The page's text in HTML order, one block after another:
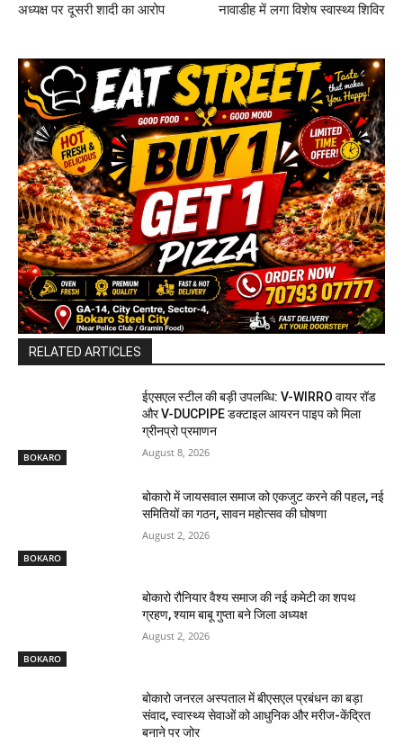
अध्यक्ष पर दूसरी शादी का आरोप
नावाडीह में लगा विशेष स्वास्थ्य शिविर
RELATED ARTICLES
BOKARO
ईएसएल स्टील की बड़ी उपलब्धि: V-WIRRO वायर रॉड
और V-DUCPIPE डक्टाइल आयरन पाइप को मिला
ग्रीनप्रो प्रमाणन
August 8, 2026
BOKARO
बोकारो में जायसवाल समाज को एकजुट करने की पहल, नई
समितियों का गठन, सावन महोत्सव की घोषणा
August 2, 2026
BOKARO
बोकारो रौनियार वैश्य समाज की नई कमेटी का शपथ
ग्रहण, श्याम बाबू गुप्ता बने जिला अध्यक्ष
August 2, 2026
बोकारो जनरल अस्पताल में बीएसएल प्रबंधन का बड़ा
संवाद, स्वास्थ्य सेवाओं को आधुनिक और मरीज-केंद्रित
बनाने पर जोर